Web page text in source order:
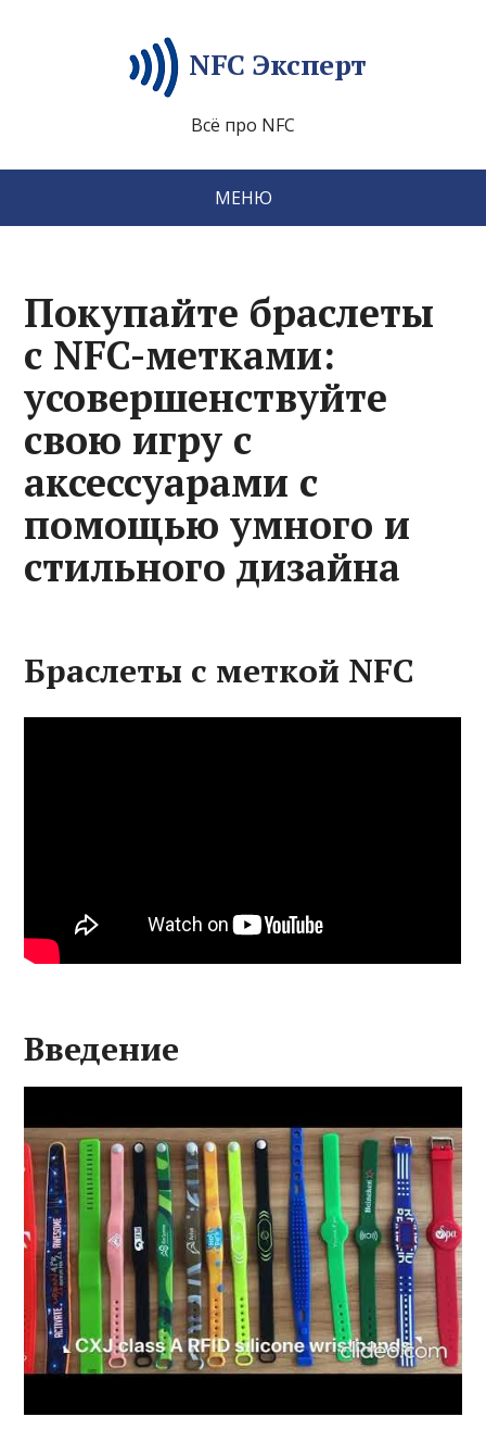
NFC Эксперт
Всё про NFC
МЕНЮ
Покупайте браслеты
с NFC-метками:
усовершенствуйте
свою игру с
аксессуарами с
помощью умного и
стильного дизайна
Браслеты с меткой NFC
Введение